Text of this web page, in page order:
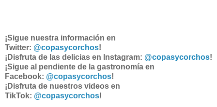
¡Sigue nuestra información en
Twitter: @copasycorchos!
¡Disfruta de las delicias en Instagram: @copasycorchos!
¡Sigue al pendiente de la gastronomía en
Facebook: @copasycorchos!
¡Disfruta de nuestros videos en
TikTok: @copasycorchos!